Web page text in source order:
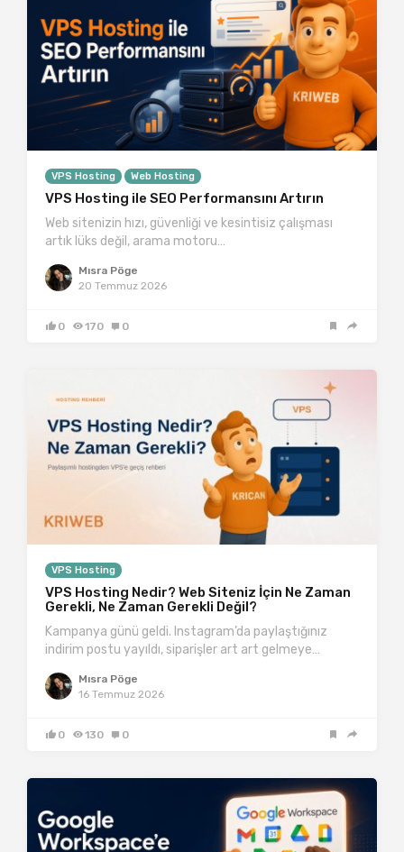
VPS Hosting Web Hosting
VPS Hosting ile SEO Performansını Artırın
Web sitenizin hızı, güvenliği ve kesintisiz çalışması
artık lüks değil, arama motoru…
Mısra Pöge
20 Temmuz 2026
0 170 0
VPS Hosting
VPS Hosting Nedir? Web Siteniz İçin Ne Zaman
Gerekli, Ne Zaman Gerekli Değil?
Kampanya günü geldi. Instagram’da paylaştığınız
indirim postu yayıldı, siparişler art art gelmeye…
Mısra Pöge
16 Temmuz 2026
0 130 0